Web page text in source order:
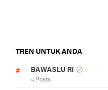
TREN UNTUK ANDA
BAWASLU RI
4 Posts